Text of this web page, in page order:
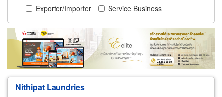
Exporter/Importer
Service Business
Nithipat Laundries